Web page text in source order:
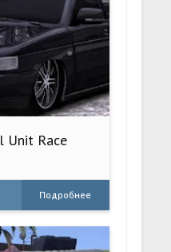
Unit Race
Подробнее